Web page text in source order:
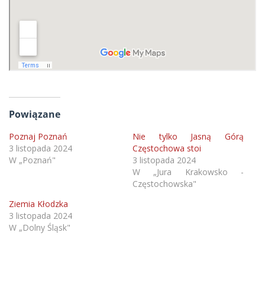
Powiązane
Poznaj Poznań
3 listopada 2024
W „Poznań"
Nie tylko Jasną Górą
Częstochowa stoi
3 listopada 2024
W „Jura Krakowsko -
Częstochowska"
Ziemia Kłodzka
3 listopada 2024
W „Dolny Śląsk"